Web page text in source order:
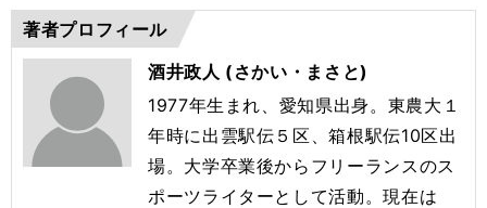
著者プロフィール
酒井政人 (さかい・まさと)
1977年生まれ、愛知県出身。東農大１
年時に出雲駅伝５区、箱根駅伝10区出
場。大学卒業後からフリーランスのス
ポーツライターとして活動。現在は